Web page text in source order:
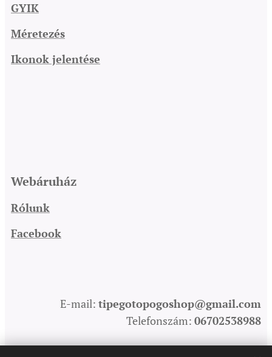
GYIK
Méretezés
Ikonok jelentése
Webáruház
Rólunk
Facebook
E-mail: tipegotopogoshop@gmail.com
Telefonszám: 06702538988